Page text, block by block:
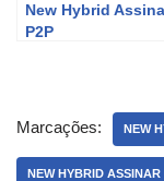
New Hybrid
P2P
Marcações: NEW
NEW HYBRID